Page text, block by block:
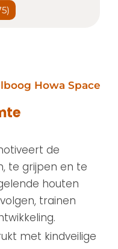
de
te grijpen en te
houten
trainen
met kindveilige